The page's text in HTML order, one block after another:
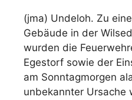
(jma) Undeloh. Zu
Gebäude in der
wurden die
Egestorf sowie der
am Sonntagmorgen
unbekannter Ursache